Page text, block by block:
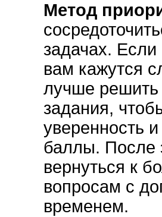
Метод
задачах.
вам кажутся
лучше
задания,
уверенность
баллы. После
вернуться к
вопросам с
временем.